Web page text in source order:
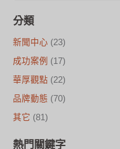
分類
新聞中心 (23)
成功案例 (17)
華厚觀點 (22)
品牌動態 (70)
其它 (81)
熱門關鍵字